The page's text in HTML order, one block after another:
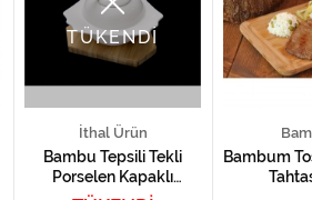
TÜKENDİ
İthal Ürün
Bambu Tepsili Tekli
Porselen Kapaklı
Bambum